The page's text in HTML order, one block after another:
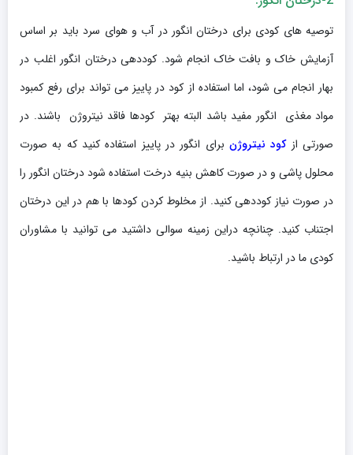
توصیه های کودی برای درختان انگور در آب و هوای سرد باید بر اساس
آزمایش خاک و بافت خاک انجام شود. کوددهی درختان انگور اغلب در
بهار انجام می شود، اما استفاده از کود در پاییز می تواند برای رفع کمبود
مواد مغذی انگور مفید باشد البته بهتر کودها فاقد نیتروژن باشند. در
صورتی ازکود نیتروژن برای انگور در پاییز استفاده کنید که به صورت
محلول پاشی و در صورت کاهش بنیه درخت استفاده شود درختان انگور را
در صورت نیاز کوددهی کنید. از مخلوط کردن کودها با هم در این درختان
اجتناب کنید. چنانچه دراین زمینه سوالی داشتید می توانید با مشاوران
کودی ما در ارتباط باشید.